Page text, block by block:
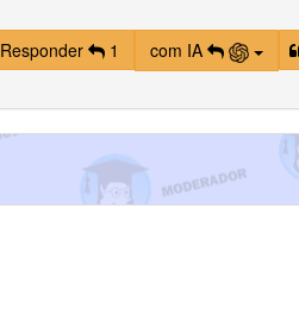
Responder 1 com IA